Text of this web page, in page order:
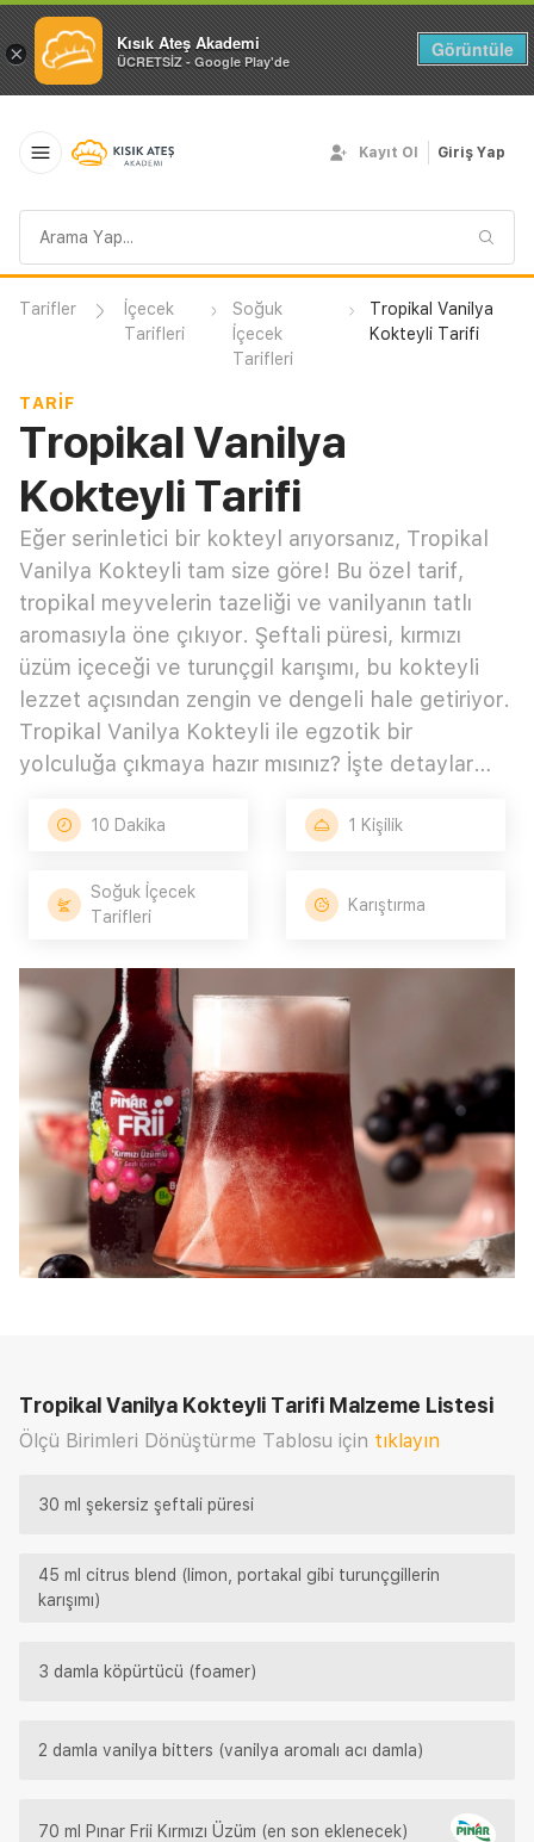
× Kısık Ateş Akademi
ÜCRETSİZ - Google Play'de
Görüntüle
sorgusu
Kayıt Ol Giriş Yap
Tarifler
İçecek
Tarifleri
Soğuk
İçecek
Tarifleri
Tropikal Vanilya
Kokteyli Tarifi
TARIF
Tropikal Vanilya
Kokteyli Tarifi
Eğer serinletici bir kokteyl arıyorsanız, Tropikal
Vanilya Kokteyli tam size göre! Bu özel tarif,
tropikal meyvelerin tazeliği ve vanilyanın tatlı
aromasıyla öne çıkıyor. Şeftali püresi, kırmızı
üzüm içeceği ve turunçgil karışımı, bu kokteyli
lezzet açısından zengin ve dengeli hale getiriyor.
Tropikal Vanilya Kokteyli ile egzotik bir
yolculuğa çıkmaya hazır mısınız? İşte detaylar…
10 Dakika 1 Kişilik
Soğuk İçecek
Tarifleri
Karıştırma
Tropikal Vanilya Kokteyli Tarifi Malzeme Listesi
Ölçü Birimleri Dönüştürme Tablosu için tıklayın
30 ml şekersiz şeftali püresi
45 ml citrus blend (limon, portakal gibi turunçgillerin
karışımı)
3 damla köpürtücü (foamer)
2 damla vanilya bitters (vanilya aromalı acı damla)
70 ml Pınar Frii Kırmızı Üzüm (en son eklenecek)